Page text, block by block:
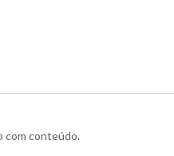
com conteúdo.